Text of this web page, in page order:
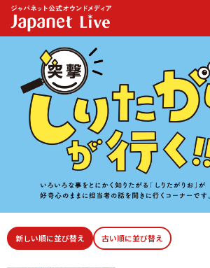
新しい順に並び替え 古い順に並び替え